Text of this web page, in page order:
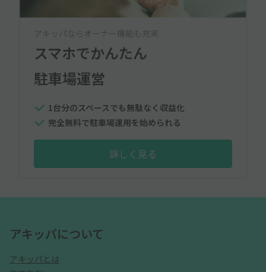
アキッパならオーナー機能も充実
スマホでかんたん
駐車場運営
1台分のスペースでも無駄なく収益化
完全無料で駐車場運用を始められる
詳しく見る
アキッパについて
アキッパとは